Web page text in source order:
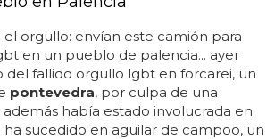
orgullo: envían este camión para
en un pueblo de palencia... ayer
del fallido orgullo lgbt en forcarei, un
pontevedra, por culpa de una
había estado involucrada en
sucedido en aguilar de campoo, un